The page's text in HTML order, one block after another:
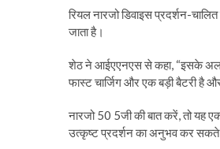
रियल नारजो डिवाइस प्रदर्शन-
जाता है।
शेठ ने आईएएनएस से कहा, “इसके
फास्ट चार्जिग और एक बड़ी बैटरी है
नारजो 50 5जी की बात करें, तो
उत्कृष्ट प्रदर्शन का अनुभव कर सकते